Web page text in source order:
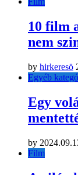
10 film
nem
by hirkeresö
Egyéb
Egy
by
Film